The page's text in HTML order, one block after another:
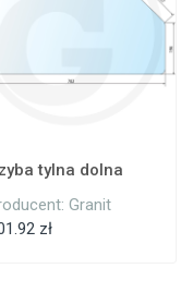
tylna dolna
Granit
zł